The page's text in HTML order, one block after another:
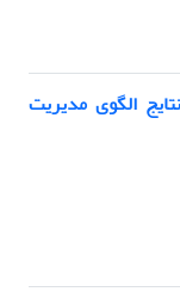
الگوی مدیریت